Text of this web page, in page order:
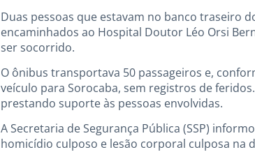
Duas pessoas que estavam no banco traseiro
encaminhados ao Hospital Doutor Léo Orsi
ser socorrido.
O ônibus transportava 50 passageiros e,
veículo para Sorocaba, sem registros de
prestando suporte às pessoas envolvidas.
A Secretaria de Segurança Pública (SSP)
homicídio culposo e lesão corporal culposa na